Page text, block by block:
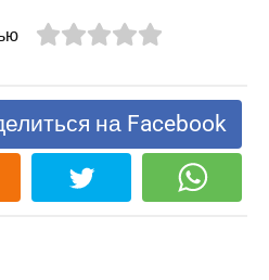
на Facebook